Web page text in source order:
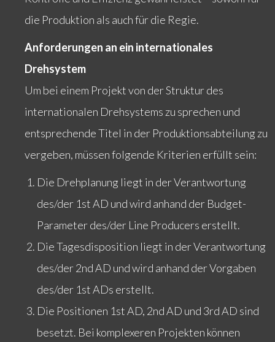
die Produktion als auch für die Regie.
Anforderungen an ein internationales
Drehsystem
Um bei einem Projekt von der Struktur des
internationalen Drehsystems zu sprechen und
entsprechende Titel in der Produktionsabteilung zu
vergeben, müssen folgende Kriterien erfüllt sein:
Die Drehplanung liegt in der Verantwortung
des/der 1st AD und wird anhand der Budget-
Parameter des/der Line Producers erstellt.
Die Tagesdisposition liegt in der Verantwortung
des/der 2nd AD und wird anhand der Vorgaben
des/der 1st ADs erstellt.
Die Positionen 1st AD, 2nd AD und 3rd AD sind
besetzt. Bei komplexeren Projekten können